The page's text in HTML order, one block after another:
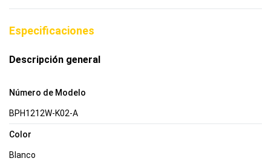
Especificaciones
Descripción general
Número de Modelo
BPH1212W-K02-A
Color
Blanco